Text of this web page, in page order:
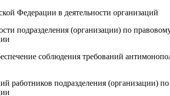
Федерации в деятельности организаций
подразделения (организации) по
соблюдения требований
работников подразделения (организации)